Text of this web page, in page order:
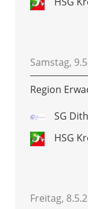
Samstag,
Region
SG
Freitag,